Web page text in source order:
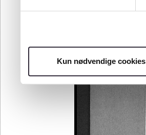
Kun nødvendige cookies